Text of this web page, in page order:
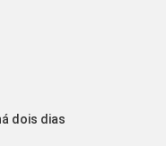
dois dias